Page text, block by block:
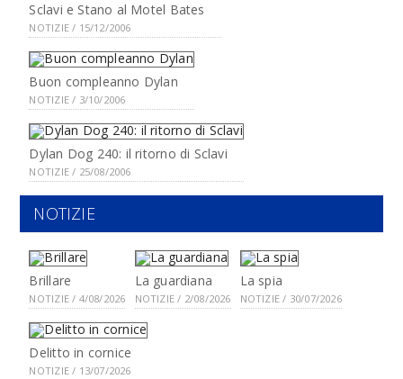
Sclavi e Stano al Motel Bates
NOTIZIE / 15/12/2006
Buon compleanno Dylan
NOTIZIE / 3/10/2006
Dylan Dog 240: il ritorno di Sclavi
NOTIZIE / 25/08/2006
NOTIZIE
Brillare
NOTIZIE / 4/08/2026
La guardiana
NOTIZIE / 2/08/2026
La spia
NOTIZIE / 30/07/2026
Delitto in cornice
NOTIZIE / 13/07/2026